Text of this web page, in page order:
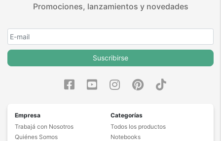
Promociones, lanzamientos y novedades
Suscribirse
Empresa
Trabajá con Nosotros
Quiénes Somos
Categorías
Todos los productos
Notebooks